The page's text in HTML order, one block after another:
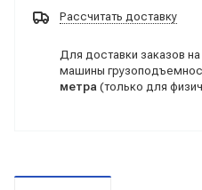
Рассчитать доставку
Для доставки заказов
машины
метра (только для